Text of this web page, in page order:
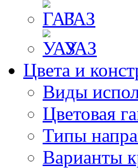
ГАЗ
УАЗ
Цвета и
Виды
Цветовая
Типы
Варианты